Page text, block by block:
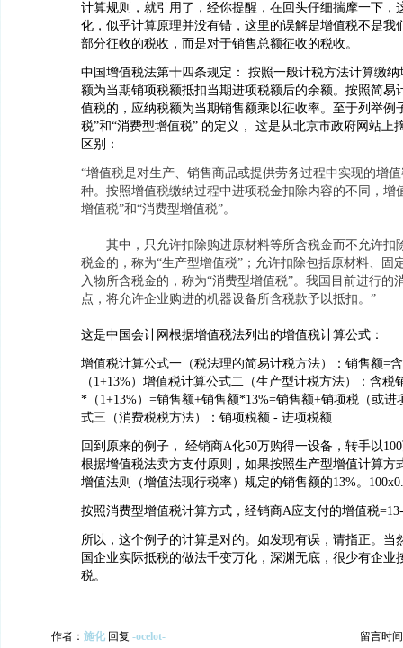
计算规则，就引用了，经你提醒，在回头仔细揣摩一下，
化，似乎计算原理并没有错，这里的误解是增值税不是我
部分征收的税收，而是对于销售总额征收的税收。
中国增值税法第十四条规定： 按照一般计税方法计算缴
额为当期销项税额抵扣当期进项税额后的余额。按照简易
值税的，应纳税额为当期销售额乘以征收率。至于列举例
税”和“消费型增值税” 的定义， 这是从北京市政府网站上
区别：
“增值税是对生产、销售商品或提供劳务过程中实现的增
种。按照增值税缴纳过程中进项税金扣除内容的不同，增
增值税”和“消费型增值税”。
其中，只允许扣除购进原材料等所含税金而不允许扣
税金的，称为“生产型增值税”；允许扣除包括原材料、固
入物所含税金的，称为“消费型增值税”。我国目前进行的
点，将允许企业购进的机器设备所含税款予以抵扣。”
这是中国会计网根据增值税法列出的增值税计算公式：
增值税计算公式一（税法理的简易计税方法）：销售额=
（1+13%）增值税计算公式二（生产型计税方法）：含税
*（1+13%）=销售额+销售额*13%=销售额+销项税（或进
式三（消费税税方法）：销项税额 - 进项税额
回到原来的例子， 经销商A化50万购得一设备，转手以
根据增值税法卖方支付原则，如果按照生产型增值计算方
增值法则（增值法现行税率）规定的销售额的13%。
按照消费型增值税计算方式，经销商A应支付的增值税
所以，这个例子的计算是对的。如发现有误，请指正。当
国企业实际抵税的做法千变万化，深渊无底，很少有企业
税。
作者： 施化 回复 -ocelot- 留言时